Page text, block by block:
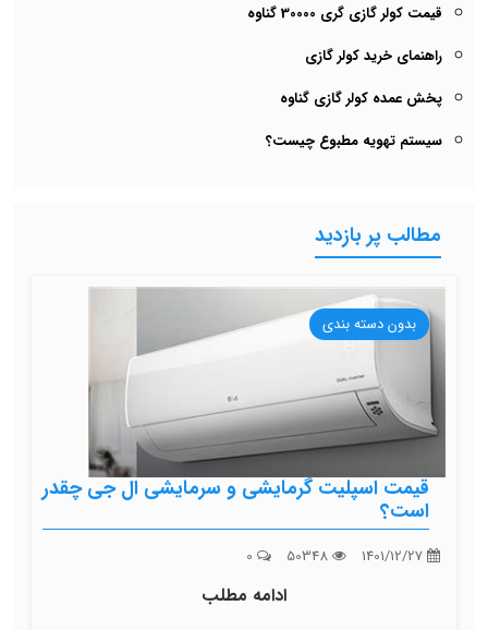
قیمت کولر گازی گری 30000 گناوه
راهنمای خرید کولر گازی
پخش عمده کولر گازی گناوه
سیستم تهویه مطبوع چیست؟
مطالب پر بازدید
بدون دسته بندی
قیمت اسپلیت گرمایشی و سرمایشی ال جی چقدر
است؟
ادامه مطلب